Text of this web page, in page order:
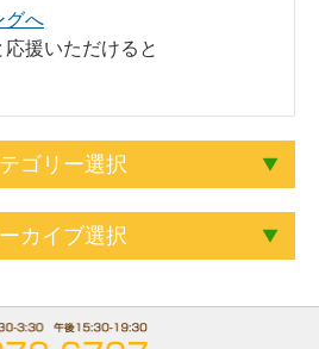
グへ
援いただけると
ゴリー選択
カイブ選択